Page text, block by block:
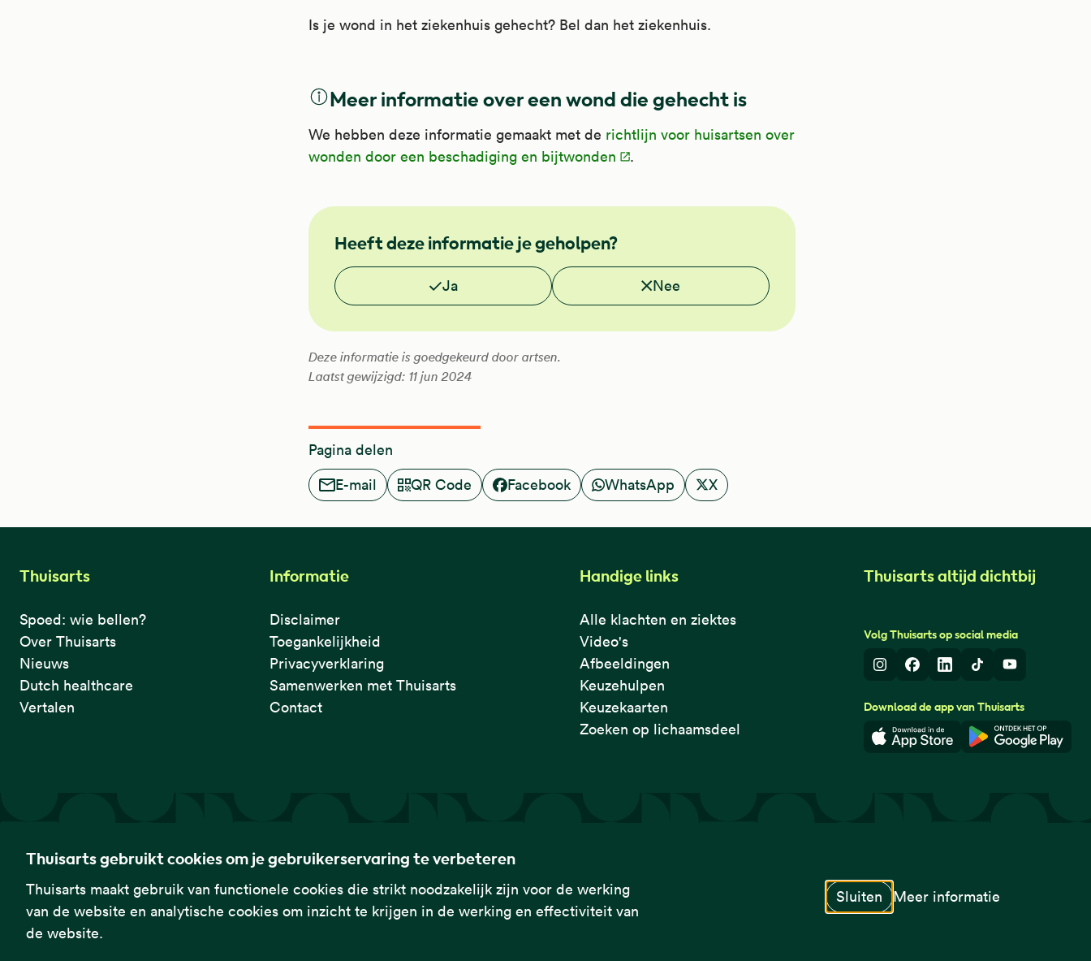
Thuisarts gebruikt cookies om je gebruikerservaring te verbeteren
Thuisarts maakt gebruik van functionele cookies die strikt noodzakelijk zijn voor de werking
van de website en analytische cookies om inzicht te krijgen in de werking en effectiviteit van
de website.
Sluiten Meer informatie
Is je wond in het ziekenhuis gehecht? Bel dan het ziekenhuis.
Meer informatie over een wond die gehecht is
We hebben deze informatie gemaakt met de richtlijn voor huisartsen over
wonden door een beschadiging en bijtwonden
.
NHG
Heeft deze informatie je geholpen?
Vond je deze informatie nuttig?
Ja Nee
Deze informatie is goedgekeurd door artsen.
Laatst gewijzigd: 11 jun 2024
Pagina delen
E-mail
QR Code Facebook WhatsApp X
Thuisarts
Spoed: wie bellen?
Over Thuisarts
Nieuws
Dutch healthcare
Vertalen
Informatie
Disclaimer
Toegankelijkheid
Privacyverklaring
Samenwerken met Thuisarts
Contact
Handige links
Alle klachten en ziektes
Video's
Afbeeldingen
Keuzehulpen
Keuzekaarten
Zoeken op lichaamsdeel
Thuisarts altijd dichtbij
Volg Thuisarts op social media
InstagramFacebook
LinkedInTikTokYoutube
Download de app van Thuisarts
Download in de App Store
Download
Thuisarts is een samenwerkingsverband van het Nederlands Huisartsen Genootschap met de
Federatie Medisch Specialisten en Patiëntenfederatie Nederland.